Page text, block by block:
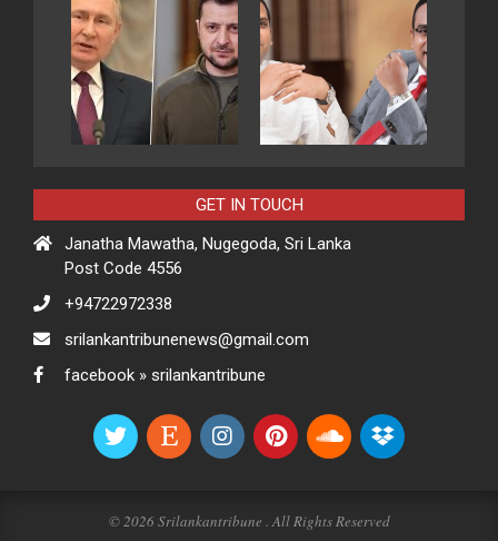
GET IN TOUCH
Janatha Mawatha, Nugegoda, Sri Lanka
Post Code 4556
+94722972338
srilankantribunenews@gmail.com
facebook » srilankantribune
© 2026 Srilankantribune . All Rights Reserved